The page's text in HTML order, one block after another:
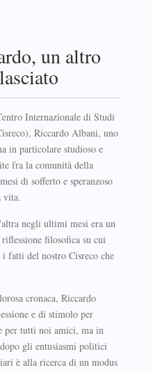
un altro
Internazionale di Studi
Riccardo Albani, uno
in particolare studioso e
fra la comunità della
di sofferto e speranzoso
vita.
negli ultimi mesi era un
filosofica su cui
fatti del nostro Cisreco che
cronaca, Riccardo
e di stimolo per
per tutti noi amici, ma in
gli entusiasmi politici
è alla ricerca di un modus